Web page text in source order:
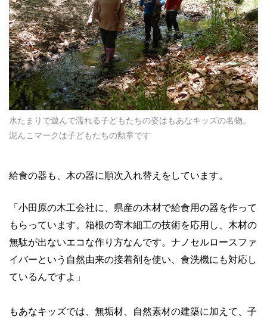
水たまりで遊んで濡れる子どもたちの姿はもあなキッズの名物。
泥んこマークは子どもたちの勲章です
給食の器も、木の器に順次入れ替えをしています。
「小田原の木工会社に、県産の木材で給食用の器を作って
もらっています。箱根の寄木細工の技術を応用し、木材の
無駄が出ないエコな作り方なんです。ナノセルロースファ
イバーという自然由来の接着剤を使い、食洗機にも対応し
ているんですよ」
もあなキッズでは、無垢材、自然素材の建築に加えて、子